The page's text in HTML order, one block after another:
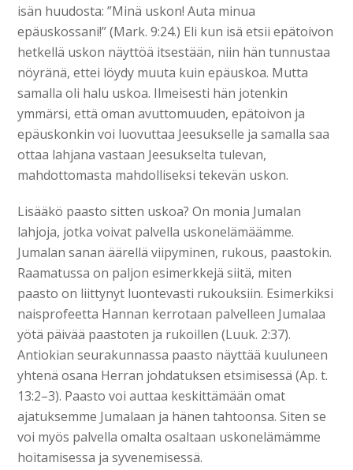
isän huudosta: ”Minä uskon! Auta minua
epäuskossani!” (Mark. 9:24.) Eli kun isä etsii epätoivon
hetkellä uskon näyttöä itsestään, niin hän tunnustaa
nöyränä, ettei löydy muuta kuin epäuskoa. Mutta
samalla oli halu uskoa. Ilmeisesti hän jotenkin
ymmärsi, että oman avuttomuuden, epätoivon ja
epäuskonkin voi luovuttaa Jeesukselle ja samalla saa
ottaa lahjana vastaan Jeesukselta tulevan,
mahdottomasta mahdolliseksi tekevän uskon.
Lisääkö paasto sitten uskoa? On monia Jumalan
lahjoja, jotka voivat palvella uskonelämäämme.
Jumalan sanan äärellä viipyminen, rukous, paastokin.
Raamatussa on paljon esimerkkejä siitä, miten
paasto on liittynyt luontevasti rukouksiin. Esimerkiksi
naisprofeetta Hannan kerrotaan palvelleen Jumalaa
yötä päivää paastoten ja rukoillen (Luuk. 2:37).
Antiokian seurakunnassa paasto näyttää kuuluneen
yhtenä osana Herran johdatuksen etsimisessä (Ap. t.
13:2–3). Paasto voi auttaa keskittämään omat
ajatuksemme Jumalaan ja hänen tahtoonsa. Siten se
voi myös palvella omalta osaltaan uskonelämämme
hoitamisessa ja syvenemisessä.